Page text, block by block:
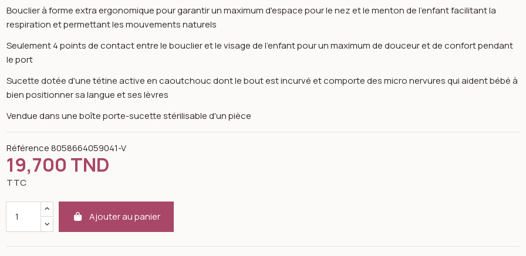
image gallery for Sucette confort 6-12 mois violet - chicco
Bouclier à forme extra ergonomique pour garantir un maximum d'espace pour le nez et le menton de l'enfant facilitant la
respiration et permettant les mouvements naturels
Seulement 4 points de contact entre le bouclier et le visage de l'enfant pour un maximum de douceur et de confort pendant
le port
Sucette dotée d'une tétine active en caoutchouc dont le bout est incurvé et comporte des micro nervures qui aident bébé à
bien positionner sa langue et ses lèvres
Vendue dans une boîte porte-sucette stérilisable d'un pièce
Référence 8058664059041-V
19,700 TND
TTC
Ajouter au panier